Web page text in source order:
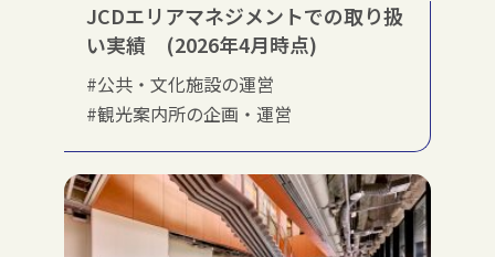
JCDエリアマネジメントでの取り扱
い実績 (2026年4月時点)
#公共・文化施設の運営
#観光案内所の企画・運営